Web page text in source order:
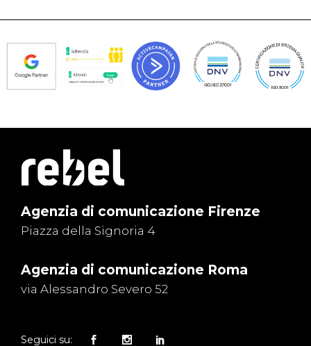
Agenzia di comunicazione Firenze
Piazza della Signoria 4
Agenzia di comunicazione Roma
via Alessandro Severo 52
Seguici su: